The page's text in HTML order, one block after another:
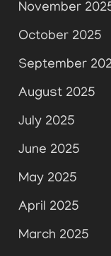
November
October 2025
September
August 2025
July 2025
June 2025
May 2025
April 2025
March 2025